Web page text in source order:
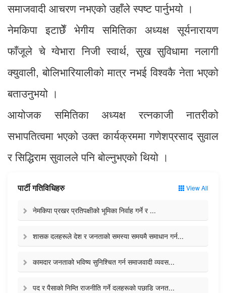
समाजवादी आचरण नभएको उहाँले स्पष्ट पार्नुभयो ।
नेमकिपा इटाछेँ भेगीय समितिका अध्यक्ष सूर्यनारायण
फाँजूले चे ग्वेभारा निजी स्वार्थ, सुख सुविधामा नलागी
क्युवाली, बोलिभारियालीको मात्र नभई विश्वकै नेता भएको
बताउनुभयो ।
आयोजक समितिका अध्यक्ष रत्नकाजी नातरीको
सभापतित्वमा भएको उक्त कार्यक्रममा गणेशप्रसाद सुवाल
र सिद्धिराम सुवालले पनि बोल्नुभएको थियो ।
पार्टी गतिविधिहरु View All
नेमकिपा प्रखर प्रतिपक्षीको भूमिका निर्वाह गर्ने र ...
शासक दलहरूले देश र जनताको समस्या समयमै समाधान गर्न...
कामदार जनताको भविष्य सुनिश्चित गर्न समाजवादी व्यवस...
पद र पैसाको निम्ति राजनीति गर्ने दलहरूको पछाडि जनत...